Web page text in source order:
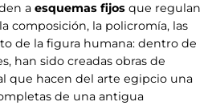
a esquemas fijos que regulan
composición, la policromía, las
de la figura humana: dentro de
han sido creadas obras de
que hacen del arte egipcio una
de una antigua